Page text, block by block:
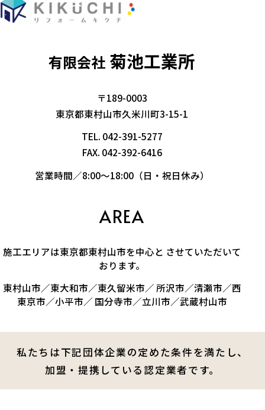
有限会社 菊池工業所
〒189-0003
東京都東村山市久米川町3-15-1
TEL. 042-391-5277
FAX. 042-392-6416
営業時間／8:00～18:00（日・祝日休み）
AREA
施工エリアは東京都東村山市を中心と させていただいて
おります。
東村山市／東大和市／東久留米市／ 所沢市／清瀬市／西
東京市／小平市／ 国分寺市／立川市／武蔵村山市
私たちは下記団体企業の定めた条件を満たし、
加盟・提携している認定業者です。